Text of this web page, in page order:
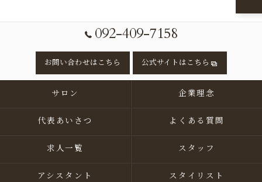
092-409-7158
お問い合わせはこちら 公式サイトはこちら
サロン 企業理念
代表あいさつ よくある質問
求人一覧 スタッフ
アシスタント スタイリスト